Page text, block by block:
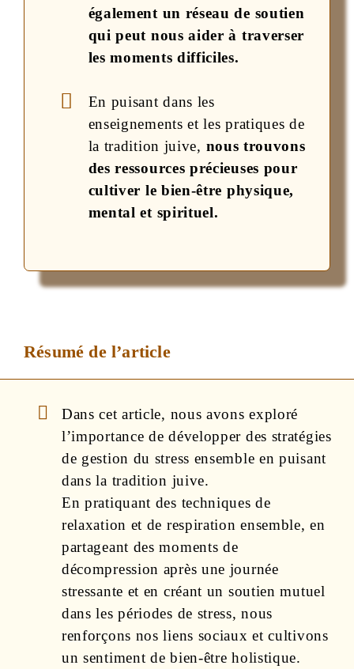
également un réseau de soutien
qui peut nous aider à traverser
les moments difficiles.
En puisant dans les
enseignements et les pratiques de
la tradition juive, nous trouvons
des ressources précieuses pour
cultiver le bien-être physique,
mental et spirituel.
Résumé de l’article
Dans cet article, nous avons exploré
l’importance de développer des stratégies
de gestion du stress ensemble en puisant
dans la tradition juive.
En pratiquant des techniques de
relaxation et de respiration ensemble, en
partageant des moments de
décompression après une journée
stressante et en créant un soutien mutuel
dans les périodes de stress, nous
renforçons nos liens sociaux et cultivons
un sentiment de bien-être holistique.